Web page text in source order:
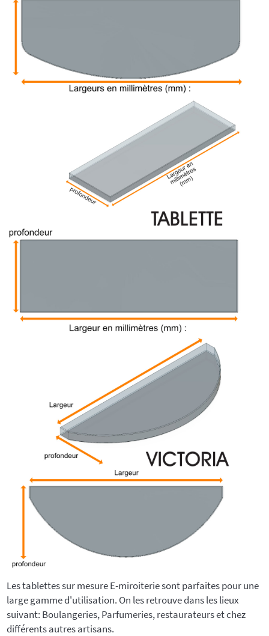
Les tablettes sur mesure E-miroiterie sont parfaites pour une
large gamme d'utilisation. On les retrouve dans les lieux
suivant: Boulangeries, Parfumeries, restaurateurs et chez
différents autres artisans.